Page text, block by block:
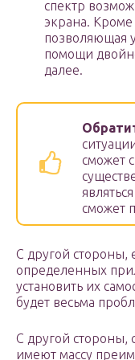
спектр
экрана. Кроме
позволяющая
помощи
далее.
сможет
сможет
С другой стороны,
определенных
установить их
будет весьма
С другой
имеют массу